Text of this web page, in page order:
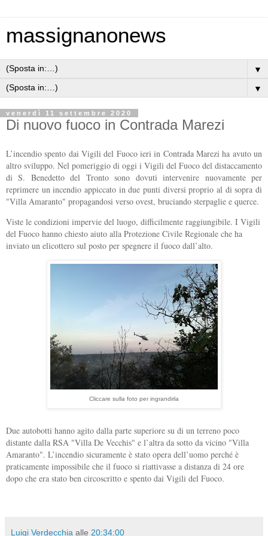
massignanonews
▼
▼
venerdì 11 settembre 2020
Di nuovo fuoco in Contrada Marezi
L’incendio spento dai Vigili del Fuoco ieri in Contrada Marezi ha avuto un
altro sviluppo. Nel pomeriggio di oggi i Vigili del Fuoco del distaccamento
di S. Benedetto del Tronto sono dovuti intervenire nuovamente per
reprimere un incendio appiccato in due punti diversi proprio al di sopra di
"Villa Amaranto" propagandosi verso ovest, bruciando sterpaglie e querce.
Viste le condizioni impervie del luogo, difficilmente raggiungibile. I Vigili
del Fuoco hanno chiesto aiuto alla Protezione Civile Regionale che ha
inviato un elicottero sul posto per spegnere il fuoco dall’alto.
Cliccare sulla foto per ingrandirla
Due autobotti hanno agito dalla parte superiore su di un terreno poco
distante dalla RSA "Villa De Vecchis" e l’altra da sotto da vicino "Villa
Amaranto". L’incendio sicuramente è stato opera dell’uomo perché è
praticamente impossibile che il fuoco si riattivasse a distanza di 24 ore
dopo che era stato ben circoscritto e spento dai Vigili del Fuoco.
Luigi Verdecchia alle 20:34:00